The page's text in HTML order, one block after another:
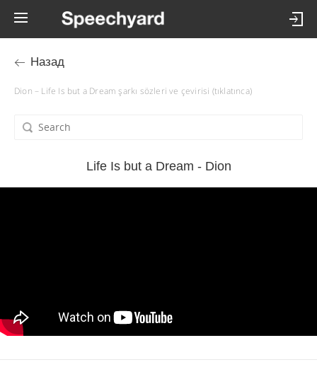
Назад
Dion – Life Is but a Dream şarkı sözleri ve çevirisi (tıklatınca)
Life Is but a Dream - Dion